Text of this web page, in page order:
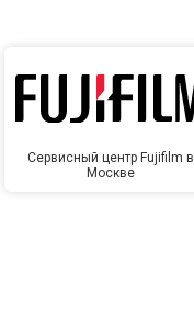
Сервисный центр Fujifilm в
Москве